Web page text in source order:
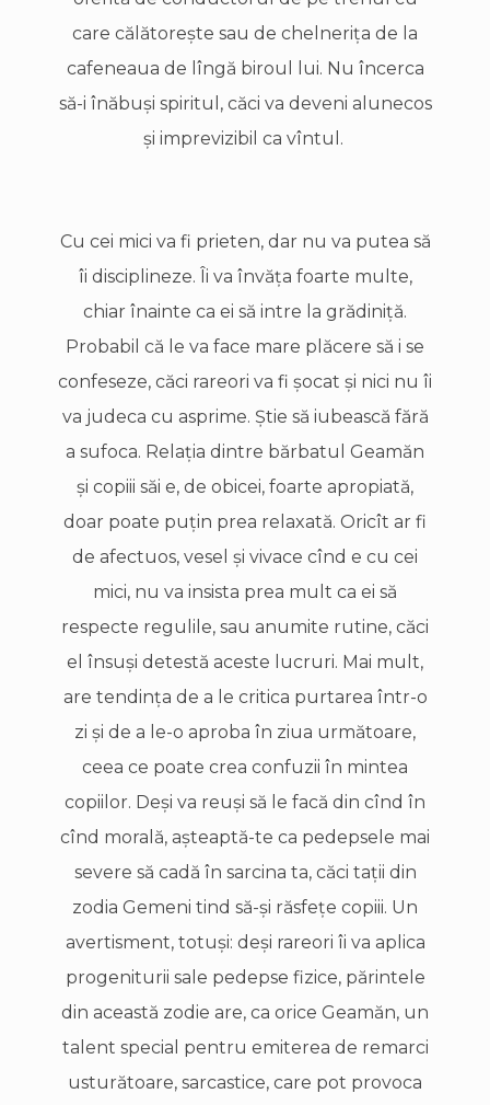
care călătoreşte sau de chelneriţa de la
cafeneaua de lîngă biroul lui. Nu încerca
să-i înăbuşi spiritul, căci va deveni alunecos
şi imprevizibil ca vîntul.
Cu cei mici va fi prieten, dar nu va putea să
îi disciplineze. Îi va învăţa foarte multe,
chiar înainte ca ei să intre la grădiniţă.
Probabil că le va face mare plăcere să i se
confeseze, căci rareori va fi şocat şi nici nu îi
va judeca cu asprime. Ştie să iubească fără
a sufoca. Relaţia dintre bărbatul Geamăn
şi copiii săi e, de obicei, foarte apropiată,
doar poate puţin prea relaxată. Oricît ar fi
de afectuos, vesel şi vivace cînd e cu cei
mici, nu va insista prea mult ca ei să
respecte regulile, sau anumite rutine, căci
el însuşi detestă aceste lucruri. Mai mult,
are tendinţa de a le critica purtarea într-o
zi şi de a le-o aproba în ziua următoare,
ceea ce poate crea confuzii în mintea
copiilor. Deşi va reuşi să le facă din cînd în
cînd morală, aşteaptă-te ca pedepsele mai
severe să cadă în sarcina ta, căci taţii din
zodia Gemeni tind să-şi răsfeţe copiii. Un
avertisment, totuşi: deşi rareori îi va aplica
progeniturii sale pedepse fizice, părintele
din această zodie are, ca orice Geamăn, un
talent special pentru emiterea de remarci
usturătoare, sarcastice, care pot provoca